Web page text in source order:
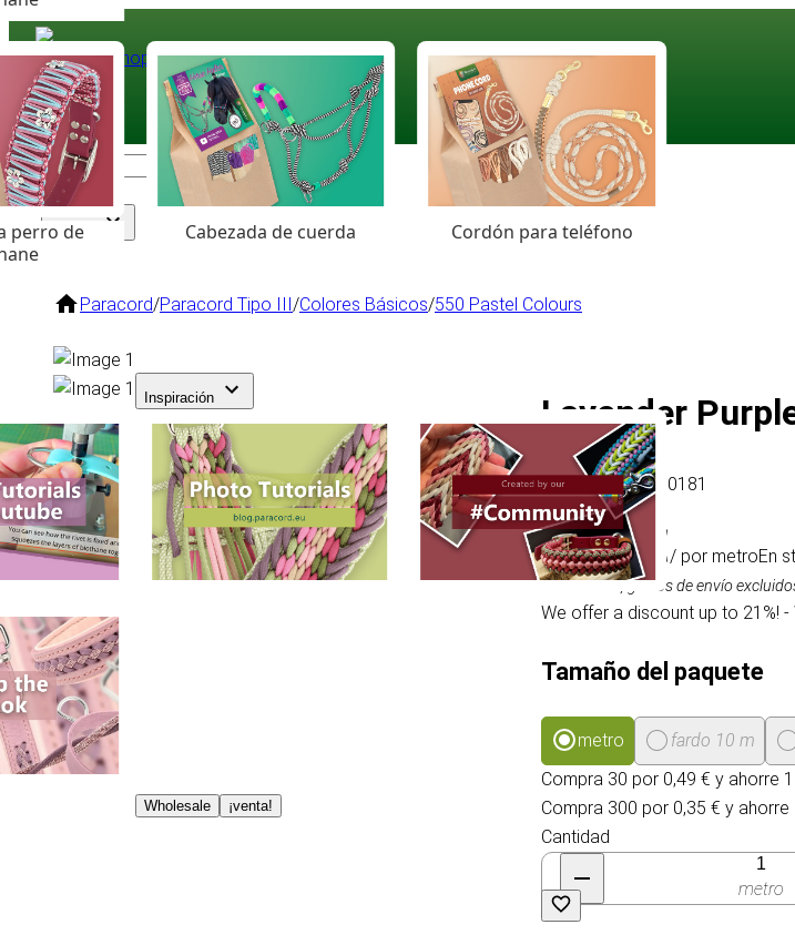
Paracord
Coloured Cord Paradise
Surtido
perro de
Cabezada de cuerda Cordón para teléfono
Inspiración
Wholesale ¡venta!
Paracord/Paracord Tipo III/Colores Básicos/550 Pastel Colours
Lavender
Artículo # MT010181
0,55 €/ por metroEn
IVA incluido, gastos de envío
We offer a discount up to 21%!
Tamaño del paquete
metro fardo 10 m
Compra 30 por 0,49 € y ahorre
Compra 300 por 0,35 € y ahorre
Cantidad
metro